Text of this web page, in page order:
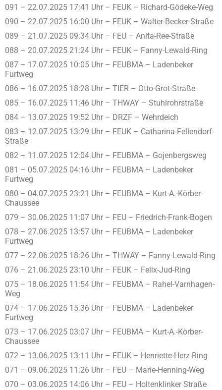
091 – 22.07.2025 17:41 Uhr – FEUK – Richard-Gödeke-Weg
090 – 22.07.2025 16:00 Uhr – FEUK – Walter-Becker-Straße
089 – 21.07.2025 09:34 Uhr – FEU – Anita-Ree-Straße
088 – 20.07.2025 21:24 Uhr – FEUK – Fanny-Lewald-Ring
087 – 17.07.2025 10:05 Uhr – FEUBMA – Ladenbeker
Furtweg
086 – 16.07.2025 18:28 Uhr – TIER – Otto-Grot-Straße
085 – 16.07.2025 11:46 Uhr – THWAY – Stuhlrohrstraße
084 – 13.07.2025 19:52 Uhr – DRZF – Wehrdeich
083 – 12.07.2025 13:29 Uhr – FEUK – Catharina-Fellendorf-
Straße
082 – 11.07.2025 12:04 Uhr – FEUBMA – Gojenbergsweg
081 – 05.07.2025 04:16 Uhr – FEUBMA – Ladenbeker
Furtweg
080 – 04.07.2025 23:21 Uhr – FEUBMA – Kurt-A.-Körber-
Chaussee
079 – 30.06.2025 11:07 Uhr – FEU – Friedrich-Frank-Bogen
078 – 27.06.2025 13:57 Uhr – FEUBMA – Ladenbeker
Furtweg
077 – 22.06.2025 18:26 Uhr – THWAY – Fanny-Lewald-Ring
076 – 21.06.2025 23:10 Uhr – FEUK – Felix-Jud-Ring
075 – 18.06.2025 11:54 Uhr – FEUBMA – Rahel-Varnhagen-
Weg
074 – 17.06.2025 15:36 Uhr – FEUBMA – Ladenbeker
Furtweg
073 – 17.06.2025 03:07 Uhr – FEUBMA – Kurt-A.-Körber-
Chaussee
072 – 13.06.2025 13:11 Uhr – FEUK – Henriette-Herz-Ring
071 – 09.06.2025 11:26 Uhr – FEU – Marie-Henning-Weg
070 – 03.06.2025 14:06 Uhr – FEU – Holtenklinker Straße